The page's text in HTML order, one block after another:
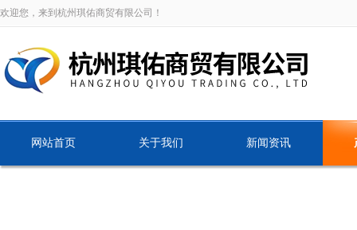
欢迎您，来到杭州琪佑商贸有限公司！
网站首页 关于我们 新闻资讯